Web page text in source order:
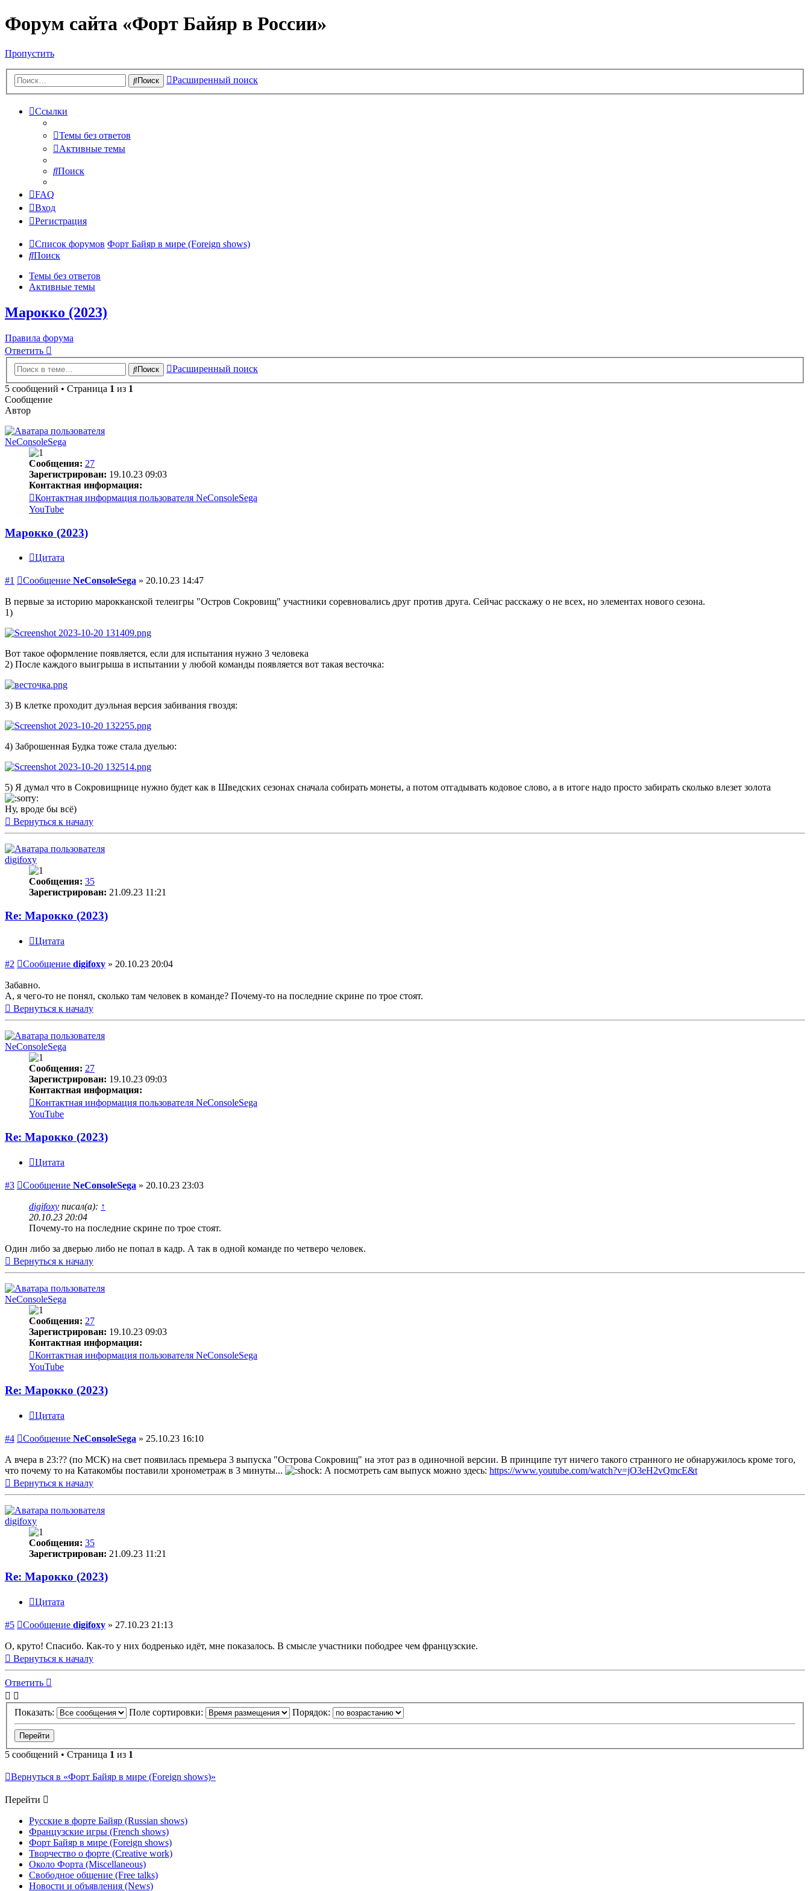
Форум сайта «Форт Байяр в России»
Пропустить
Поиск Расширенный поиск
Ссылки
Темы без ответов
Активные темы
Поиск
FAQ
Вход
Регистрация
Список форумов Форт Байяр в мире (Foreign shows)
Поиск
Темы без ответов
Активные темы
Марокко (2023)
Правила форума
Ответить
Поиск
Расширенный поиск
5 сообщений • Страница 1 из 1
Сообщение
Автор
NeConsoleSega
Сообщения: 27
Зарегистрирован: 19.10.23 09:03
Контактная информация:
Контактная информация пользователя NeConsoleSega
YouTube
Марокко (2023)
Цитата
#1 Сообщение NeConsoleSega » 20.10.23 14:47
В первые за историю марокканской телеигры "Остров Сокровищ" участники соревновались друг против друга. Сейчас расскажу о не всех, но элементах нового сезона.
1)
Вот такое оформление появляется, если для испытания нужно 3 человека
2) После каждого выигрыша в испытании у любой команды появляется вот такая весточка:
3) В клетке проходит дуэльная версия забивания гвоздя:
4) Заброшенная Будка тоже стала дуелью:
5) Я думал что в Сокровищнице нужно будет как в Шведских сезонах сначала собирать монеты, а потом отгадывать кодовое слово, а в итоге надо просто забирать сколько влезет золота
Ну, вроде бы всё)
Вернуться к началу
digifoxy
Сообщения: 35
Зарегистрирован: 21.09.23 11:21
Re: Марокко (2023)
Цитата
#2 Сообщение digifoxy » 20.10.23 20:04
Забавно.
А, я чего-то не понял, сколько там человек в команде? Почему-то на последние скрине по трое стоят.
Вернуться к началу
NeConsoleSega
Сообщения: 27
Зарегистрирован: 19.10.23 09:03
Контактная информация:
Контактная информация пользователя NeConsoleSega
YouTube
Re: Марокко (2023)
Цитата
#3 Сообщение NeConsoleSega » 20.10.23 23:03
digifoxy писал(а): ↑
20.10.23 20:04
Почему-то на последние скрине по трое стоят.
Один либо за дверью либо не попал в кадр. А так в одной команде по четверо человек.
Вернуться к началу
NeConsoleSega
Сообщения: 27
Зарегистрирован: 19.10.23 09:03
Контактная информация:
Контактная информация пользователя NeConsoleSega
YouTube
Re: Марокко (2023)
Цитата
#4 Сообщение NeConsoleSega » 25.10.23 16:10
А вчера в 23:?? (по МСК) на свет появилась премьера 3 выпуска "Острова Сокровищ" на этот раз в одиночной версии. В принципе тут ничего такого странного не обнаружилось кроме того,
что почему то на Катакомбы поставили хронометраж в 3 минуты...
А посмотреть сам выпуск можно здесь: https://www.youtube.com/watch?v=jO3eH2vQmcE&t
Вернуться к началу
digifoxy
Сообщения: 35
Зарегистрирован: 21.09.23 11:21
Re: Марокко (2023)
Цитата
#5 Сообщение digifoxy » 27.10.23 21:13
О, круто! Спасибо. Как-то у них бодренько идёт, мне показалось. В смысле участники пободрее чем французские.
Вернуться к началу
Ответить
Показать: Поле сортировки: Порядок:
5 сообщений • Страница 1 из 1
Вернуться в «Форт Байяр в мире (Foreign shows)»
Перейти
Русские в форте Байяр (Russian shows)
Французские игры (French shows)
Форт Байяр в мире (Foreign shows)
Творчество о форте (Creative work)
Около Форта (Miscellaneous)
Свободное общение (Free talks)
Новости и объявления (News)